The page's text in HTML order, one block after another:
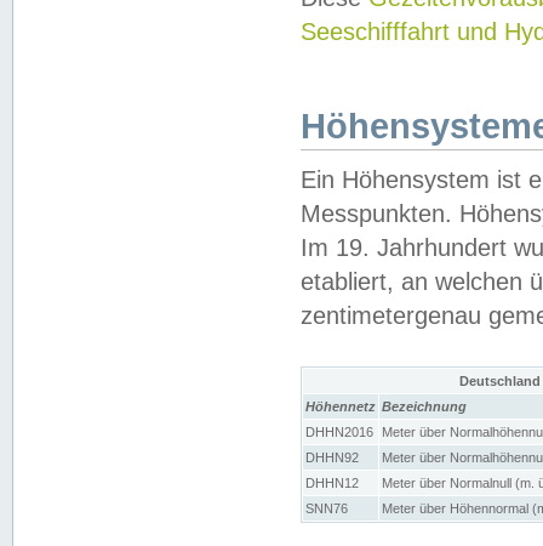
Seeschifffahrt und
Ein Höhensystem ist
Messpunkten.
Im 19. Jahrhundert
etabliert, an welchen
zentimetergenau
Höhennetz Bezeichnung
DHHN2016
Meter über
DHHN92
Meter über
DHHN12
Meter über Normalnull (m.
SNN76
Meter über Höhennormal